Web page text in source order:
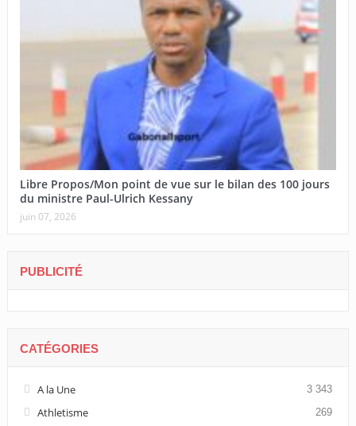
Libre Propos/Mon point de vue sur le bilan des 100 jours
du ministre Paul-Ulrich Kessany
juin 07, 2026
PUBLICITÉ
CATÉGORIES
A la Une 3 343
Athletisme 269